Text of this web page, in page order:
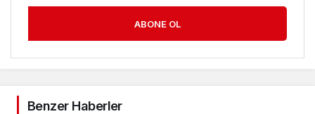
ABONE OL
Benzer Haberler